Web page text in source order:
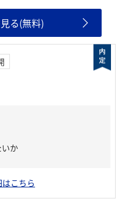
る(無料)
か
こちら